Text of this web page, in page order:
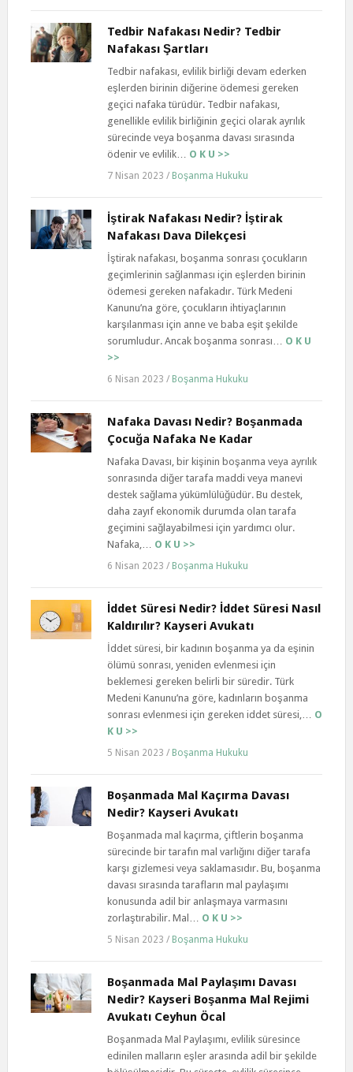
Tedbir Nafakası Nedir? Tedbir
Nafakası Şartları
Tedbir nafakası, evlilik birliği devam ederken
eşlerden birinin diğerine ödemesi gereken
geçici nafaka türüdür. Tedbir nafakası,
genellikle evlilik birliğinin geçici olarak ayrılık
sürecinde veya boşanma davası sırasında
ödenir ve evlilik… O K U >>
7 Nisan 2023 / Boşanma Hukuku
İştirak Nafakası Nedir? İştirak
Nafakası Dava Dilekçesi
İştirak nafakası, boşanma sonrası çocukların
geçimlerinin sağlanması için eşlerden birinin
ödemesi gereken nafakadır. Türk Medeni
Kanunu’na göre, çocukların ihtiyaçlarının
karşılanması için anne ve baba eşit şekilde
sorumludur. Ancak boşanma sonrası… O K U
>>
6 Nisan 2023 / Boşanma Hukuku
Nafaka Davası Nedir? Boşanmada
Çocuğa Nafaka Ne Kadar
Nafaka Davası, bir kişinin boşanma veya ayrılık
sonrasında diğer tarafa maddi veya manevi
destek sağlama yükümlülüğüdür. Bu destek,
daha zayıf ekonomik durumda olan tarafa
geçimini sağlayabilmesi için yardımcı olur.
Nafaka,… O K U >>
6 Nisan 2023 / Boşanma Hukuku
İddet Süresi Nedir? İddet Süresi Nasıl
Kaldırılır? Kayseri Avukatı
İddet süresi, bir kadının boşanma ya da eşinin
ölümü sonrası, yeniden evlenmesi için
beklemesi gereken belirli bir süredir. Türk
Medeni Kanunu’na göre, kadınların boşanma
sonrası evlenmesi için gereken iddet süresi,… O
K U >>
5 Nisan 2023 / Boşanma Hukuku
Boşanmada Mal Kaçırma Davası
Nedir? Kayseri Avukatı
Boşanmada mal kaçırma, çiftlerin boşanma
sürecinde bir tarafın mal varlığını diğer tarafa
karşı gizlemesi veya saklamasıdır. Bu, boşanma
davası sırasında tarafların mal paylaşımı
konusunda adil bir anlaşmaya varmasını
zorlaştırabilir. Mal… O K U >>
5 Nisan 2023 / Boşanma Hukuku
Boşanmada Mal Paylaşımı Davası
Nedir? Kayseri Boşanma Mal Rejimi
Avukatı Ceyhun Öcal
Boşanmada Mal Paylaşımı, evlilik süresince
edinilen malların eşler arasında adil bir şekilde